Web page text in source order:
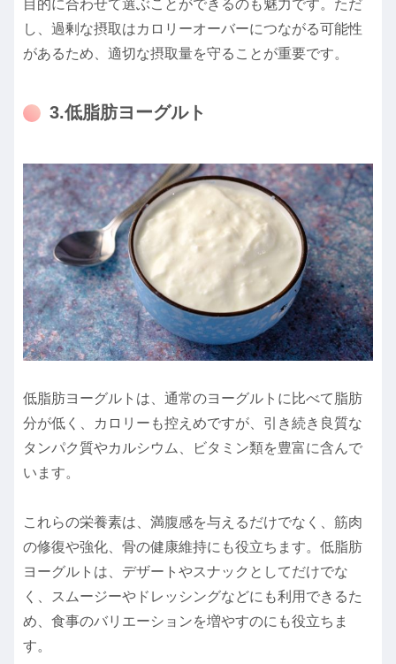
目的に合わせて選ぶことができるのも魅力です。ただ
し、過剰な摂取はカロリーオーバーにつながる可能性
があるため、適切な摂取量を守ることが重要です。
3.低脂肪ヨーグルト
低脂肪ヨーグルトは、通常のヨーグルトに比べて脂肪
分が低く、カロリーも控えめですが、引き続き良質な
タンパク質やカルシウム、ビタミン類を豊富に含んで
います。
これらの栄養素は、満腹感を与えるだけでなく、筋肉
の修復や強化、骨の健康維持にも役立ちます。低脂肪
ヨーグルトは、デザートやスナックとしてだけでな
く、スムージーやドレッシングなどにも利用できるた
め、食事のバリエーションを増やすのにも役立ちま
す。